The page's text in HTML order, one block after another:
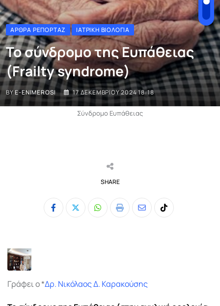
ΆΡΘΡΑ ΡΕΠΟΡΤΆΖ ΙΑΤΡΙΚΉ ΒΙΟΛΟΓΊΑ
Το σύνδρομο της Ευπάθειας
(Frailty syndrome)
BY E-ENIMEROSI 17 ΔΕΚΕΜΒΡΊΟΥ 2024 18:18
Σύνδρομο Ευπάθειας
SHARE
Whatsapp
Print
ShareTiktok
Γράφει ο *Δρ. Νικόλαος Δ. Καρακούσης